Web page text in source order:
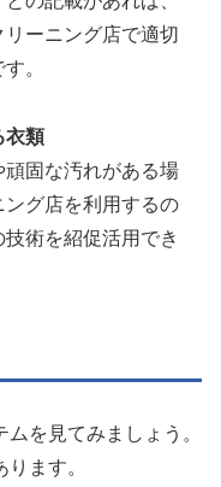
ーニング店で適切
。
衣類
固な汚れがある場
グ店を利用するの
術を紹促活用でき
を見てみましょう。
ます。